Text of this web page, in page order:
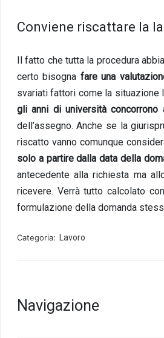
Conviene riscattare la
Il fatto che tutta la procedura
certo bisogna fare una
svariati fattori come la
gli anni di università
dell’assegno. Anche se la
riscatto vanno comunque
solo a partire dalla data della
antecedente alla richiesta ma
ricevere. Verrà tutto calcolato
formulazione della domanda
Categoria: Lavoro
Navigazione